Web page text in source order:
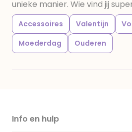
unieke manier. Wie vind jij
Accessoires Valentijn
Moederdag
Ouderen
Info en hulp